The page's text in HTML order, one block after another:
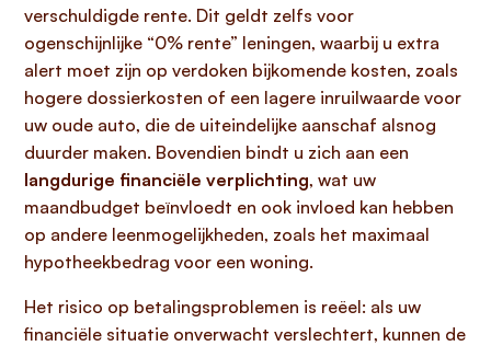
verschuldigde rente. Dit geldt zelfs voor
ogenschijnlijke “0% rente” leningen, waarbij u extra
alert moet zijn op verdoken bijkomende kosten, zoals
hogere dossierkosten of een lagere inruilwaarde voor
uw oude auto, die de uiteindelijke aanschaf alsnog
duurder maken. Bovendien bindt u zich aan een
langdurige financiële verplichting, wat uw
maandbudget beïnvloedt en ook invloed kan hebben
op andere leenmogelijkheden, zoals het maximaal
hypotheekbedrag voor een woning.
Het risico op betalingsproblemen is reëel: als uw
financiële situatie onverwacht verslechtert, kunnen de